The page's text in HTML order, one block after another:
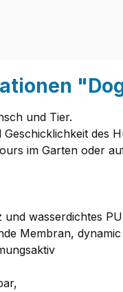
und Tier.
des
im Garten oder
wasserdichtes PU
Membran,